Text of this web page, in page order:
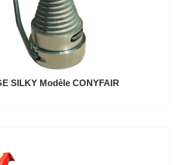
SILKY Modèle CONYFAIR